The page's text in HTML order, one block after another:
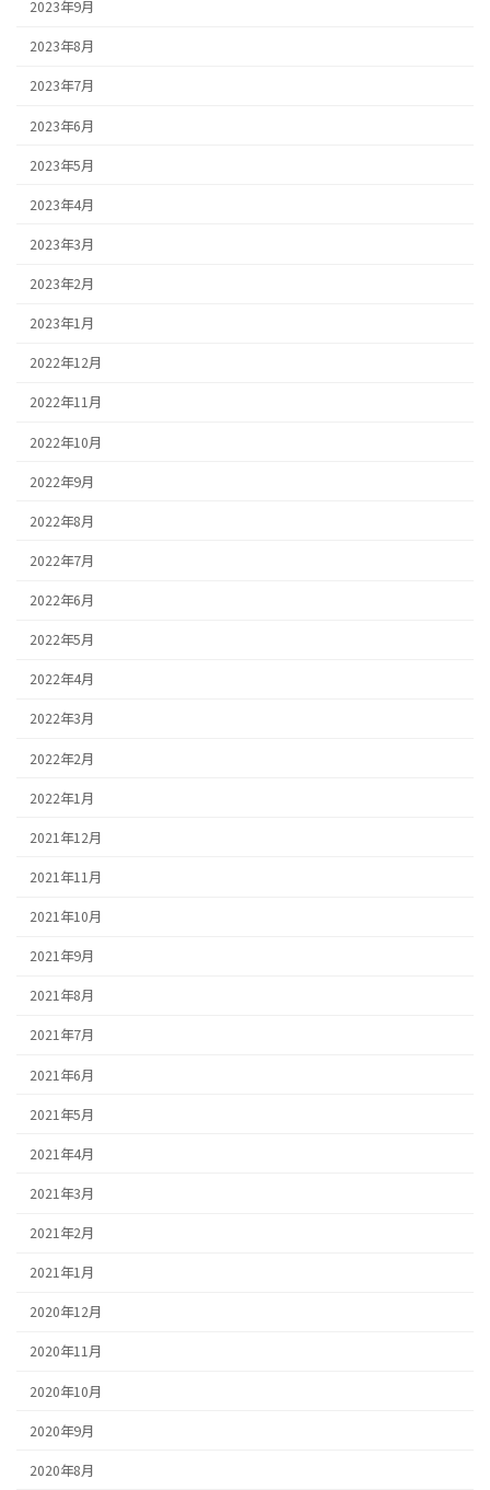
2023年9月
2023年8月
2023年7月
2023年6月
2023年5月
2023年4月
2023年3月
2023年2月
2023年1月
2022年12月
2022年11月
2022年10月
2022年9月
2022年8月
2022年7月
2022年6月
2022年5月
2022年4月
2022年3月
2022年2月
2022年1月
2021年12月
2021年11月
2021年10月
2021年9月
2021年8月
2021年7月
2021年6月
2021年5月
2021年4月
2021年3月
2021年2月
2021年1月
2020年12月
2020年11月
2020年10月
2020年9月
2020年8月